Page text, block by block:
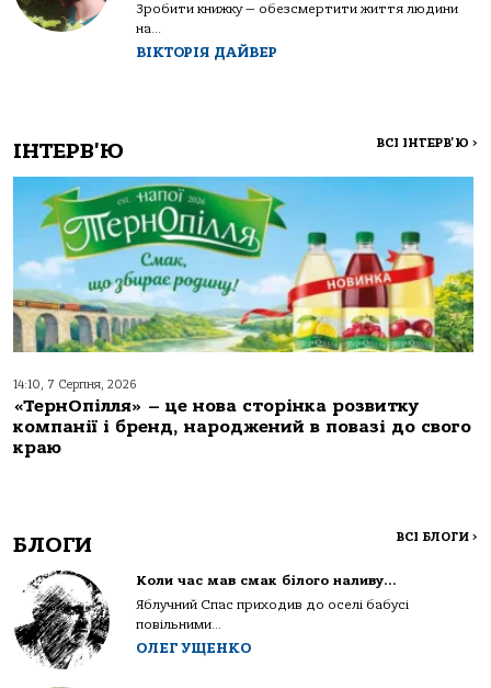
Зробити книжку — обезсмертити життя людини
на...
ВІКТОРІЯ ДАЙВЕР
ІНТЕРВ'Ю ВСІ ІНТЕРВ'Ю >
14:10, 7 Серпня, 2026
«ТернОпілля» – це нова сторінка розвитку
компанії і бренд, народжений в повазі до свого
краю
БЛОГИ ВСІ БЛОГИ >
Коли час мав смак білого наливу…
Яблучний Спас приходив до оселі бабусі
повільними...
ОЛЕГ УЩЕНКО